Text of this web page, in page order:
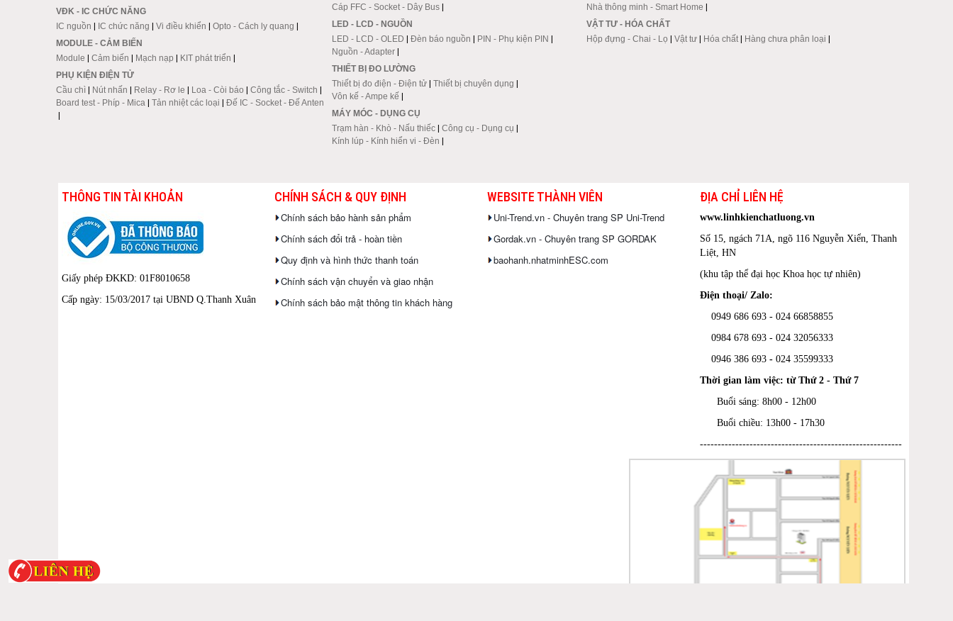
VĐK - IC CHỨC NĂNG
IC nguồn | IC chức năng | Vi điều khiển | Opto - Cách ly quang |
MODULE - CẢM BIẾN
Module | Cảm biến | Mạch nạp | KIT phát triển |
PHỤ KIỆN ĐIỆN TỬ
Cầu chì| Nút nhấn | Relay - Rơ le | Loa - Còi báo | Công tắc - Switch |
Board test - Phíp - Mica | Tản nhiệt các loại | Đế IC - Socket - Đế Anten
|
Cáp FFC - Socket - Dây Bus|
LED - LCD - NGUỒN
LED - LCD - OLED | Đèn báo nguồn | PIN - Phụ kiện PIN |
Nguồn - Adapter|
THIẾT BỊ ĐO LƯỜNG
Thiết bị đo điện - Điện tử| Thiết bị chuyên dụng |
Vôn kế - Ampe kế |
MÁY MÓC - DỤNG CỤ
Trạm hàn - Khò - Nấu thiếc| Công cụ - Dụng cụ |
Kính lúp - Kính hiển vi - Đèn |
Nhà thông minh - Smart Home |
VẬT TƯ - HÓA CHẤT
Hộp đựng - Chai - Lọ |Vật tư | Hóa chất | Hàng chưa phân loại |
THÔNG TIN TÀI KHOẢN
Giấy phép ĐKKD: 01F8010658
Cấp ngày: 15/03/2017 tại UBND Q.Thanh Xuân
CHÍNH SÁCH & QUY ĐỊNH
Chính sách bảo hành sản phẩm
Chính sách đổi trả - hoàn tiền
Quy định và hình thức thanh toán
Chính sách vận chuyển và giao nhận
Chính sách bảo mật thông tin khách hàng
WEBSITE THÀNH VIÊN
Uni-Trend.vn - Chuyên trang SP Uni-Trend
Gordak.vn - Chuyên trang SP GORDAK
baohanh.nhatminhESC.com
ĐỊA CHỈ LIÊN HỆ
www.linhkienchatluong.vn
Số 15, ngách 71A, ngõ 116 Nguyễn Xiển, Thanh
Liệt, HN
(khu tập thể đại học Khoa học tự nhiên)
Điện thoại/ Zalo:
0949 686 693 - 024 66858855
0984 678 693 - 024 32056333
0946 386 693 - 024 35599333
Thời gian làm việc: từ Thứ 2 - Thứ 7
Buổi sáng: 8h00 - 12h00
Buổi chiều: 13h00 - 17h30
---------------------------------------------------------